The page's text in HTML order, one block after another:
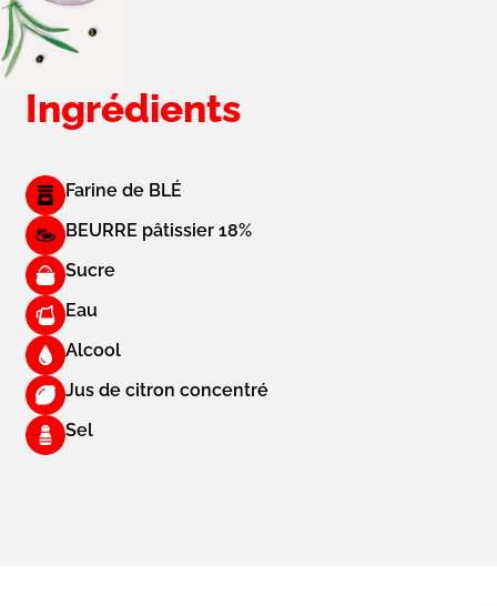
Ingrédients
Farine de BLÉ
BEURRE pâtissier 18%
Sucre
Eau
Alcool
Jus de citron concentré
Sel